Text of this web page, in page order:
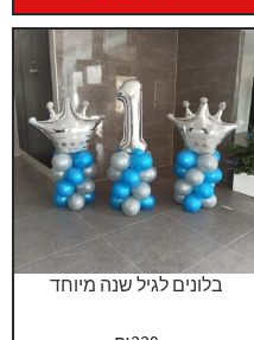
₪569.
₪499.
בלונים לגיל שנה מיוחד